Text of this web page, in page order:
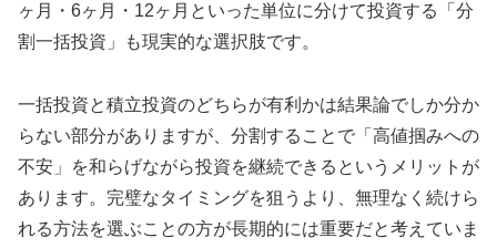
ヶ月・6ヶ月・12ヶ月といった単位に分けて投資する「分
割一括投資」も現実的な選択肢です。
一括投資と積立投資のどちらが有利かは結果論でしか分か
らない部分がありますが、分割することで「高値掴みへの
不安」を和らげながら投資を継続できるというメリットが
あります。完璧なタイミングを狙うより、無理なく続けら
れる方法を選ぶことの方が長期的には重要だと考えていま